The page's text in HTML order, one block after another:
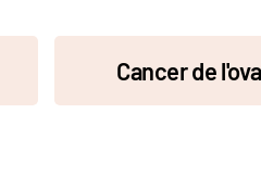
Cancer de